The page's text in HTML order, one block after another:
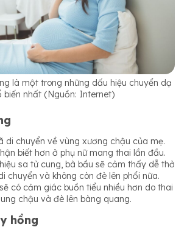
là một trong những dấu hiệu chuyển dạ
biến nhất (Nguồn: Internet)
di chuyển về vùng xương chậu của mẹ.
biết hơn ở phụ nữ mang thai lần đầu.
sa tử cung, bà bầu sẽ cảm thấy dễ thở
chuyển và không còn đè lên phổi nữa.
có cảm giác buồn tiểu nhiều hơn do thai
chậu và đè lên bàng quang.
hồng